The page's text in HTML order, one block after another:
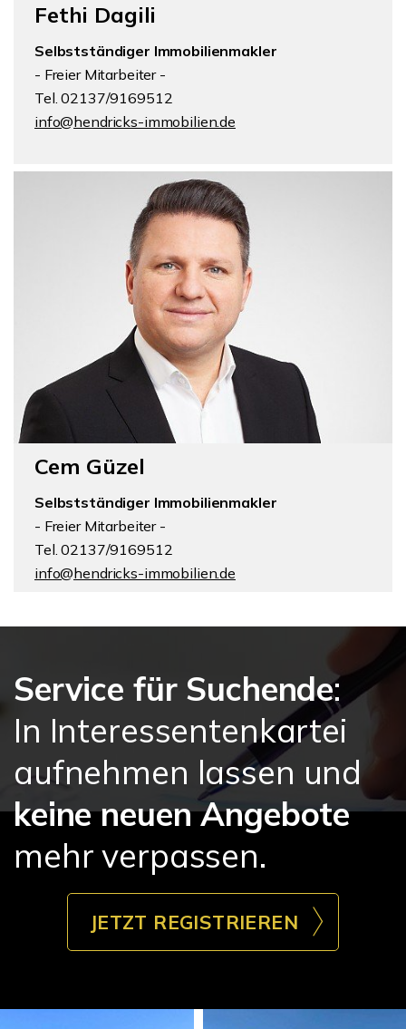
Fethi Dagili
Selbstständiger Immobilienmakler
- Freier Mitarbeiter -
Tel. 02137/9169512
info@hendricks-immobilien.de
Cem Güzel
Selbstständiger Immobilienmakler
- Freier Mitarbeiter -
Tel. 02137/9169512
info@hendricks-immobilien.de
Service für Suchende:
In Interessentenkartei
aufnehmen lassen und
keine neuen Angebote
mehr verpassen.
JETZT REGISTRIEREN